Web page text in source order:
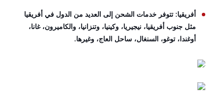
أفريقيا: تتوفر خدمات الشحن إلى العديد من الدول في أفريقيا
مثل جنوب أفريقيا، نيجيريا، وكينيا، وتنزانيا، والكاميرون، غانا،
أوغندا، توغو، السنغال، ساحل العاج، وغيرها.